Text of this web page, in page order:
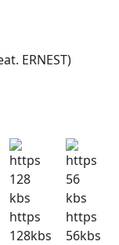
ERNEST)
https
128kbs
https
56kbs